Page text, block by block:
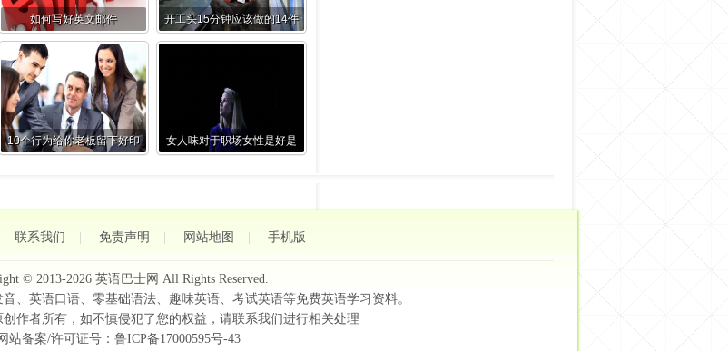
如何写好英文邮件
开工头15分钟应该做的14件
事
10个行为给你老板留下好印
女人味对于职场女性是好是
联系我们 免责声明 网站地图 手机版
© 2013-2026 英语巴士网 All Rights Reserved.
、英语口语、零基础语法、趣味英语、考试英语等免费英语学习资料。
作者所有，如不慎侵犯了您的权益，请联系我们进行相关处理
站备案/许可证号： 鲁ICP备17000595号-43